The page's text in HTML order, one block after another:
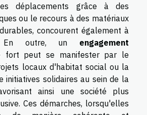
déplacements grâce à des
ou le recours à des matériaux
concourent également à
En outre, un engagement
fort peut se manifester par le
locaux d'habitat social ou la
initiatives solidaires au sein de la
ainsi une société plus
Ces démarches, lorsqu'elles